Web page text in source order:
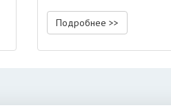
фундамента
Подробнее >>